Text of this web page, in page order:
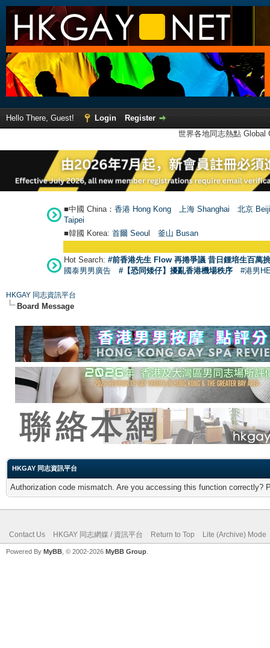
Hello There, Guest! Login
Register
世界各地同志熱點
■中國 China： 香港 Hong Kong 上海 Shanghai
北京
Taipei
■韓國 Korea: 首爾 Seoul 釜山 Busan
Hot Search: #前香港先生 Flow 再捲爭議 昔日鍾培生百萬
國泰男男廣告
#【恐同矮仔】擾亂香港機場秩序 #港男
HKGAY 同志資訊平台
Board Message
HKGAY 同志資訊平台
Authorization code mismatch. Are you accessing this function correctly?
Contact Us HKGAY 同志網媒 / 資訊平台 Return to Top Lite (Archive) Mode
Powered By MyBB , © 2002-2026 MyBB Group